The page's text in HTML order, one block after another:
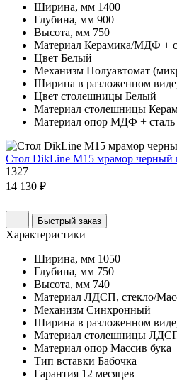
Ширина, мм 1400
Глубина, мм 900
Высота, мм 750
Материал Керамика/МДФ +
Цвет Белый
Механизм Полуавтомат
Ширина в разложенном
Цвет столешницы Белый
Материал столешницы
Материал опор МДФ + сталь
Стол DikLine М15 мрамор черный
1327
14 130 ₽
Быстрый заказ
Характеристики
Ширина, мм 1050
Глубина, мм 750
Высота, мм 740
Материал ЛДСП, стекло/
Механизм Синхронный
Ширина в разложенном
Материал столешницы
Материал опор Массив бука
Тип вставки Бабочка
Гарантия 12 месяцев